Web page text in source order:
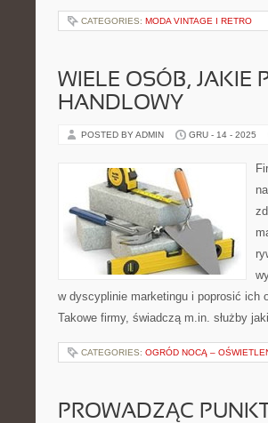
CATEGORIES: MODA VINTAGE I RETRO
WIELE OSÓB, JAKIE
HANDLOWY
POSTED BY ADMIN GRU - 14 - 2025
w dyscyplinie marketingu i poprosić ich
Takowe firmy, świadczą m.in. służby
CATEGORIES: OGRÓD NOCĄ –
PROWADZĄC